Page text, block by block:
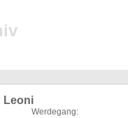
Leoni
Werdegang: